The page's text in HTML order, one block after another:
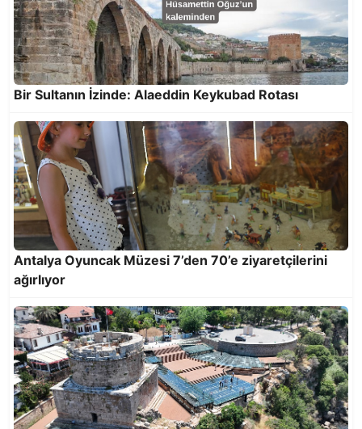
Konserleriyle Sona Erdi
Evliya'nın İzinde: Bir Şehri Hikâyeyle Gezmek
Bir Sultanın İzinde: Alaeddin Keykubad Rotası
Antalya Oyuncak Müzesi 7’den 70’e ziyaretçilerini
ağırlıyor